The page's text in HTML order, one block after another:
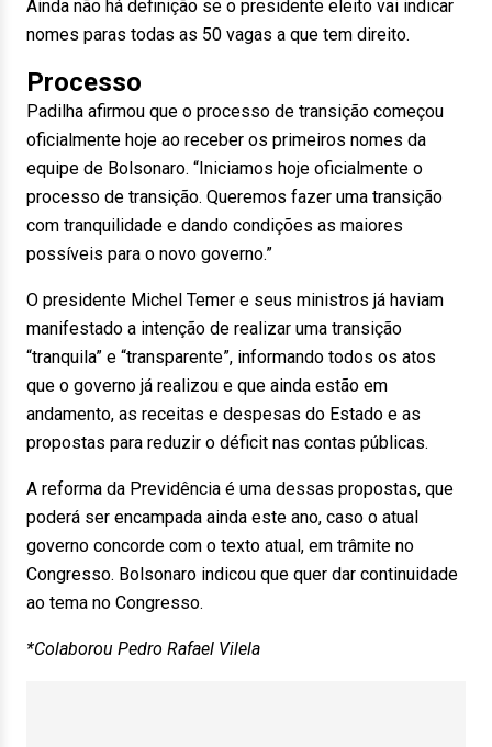
Ainda não há definição se o presidente eleito vai indicar
nomes paras todas as 50 vagas a que tem direito.
Processo
Padilha afirmou que o processo de transição começou
oficialmente hoje ao receber os primeiros nomes da
equipe de Bolsonaro. “Iniciamos hoje oficialmente o
processo de transição. Queremos fazer uma transição
com tranquilidade e dando condições as maiores
possíveis para o novo governo.”
O presidente Michel Temer e seus ministros já haviam
manifestado a intenção de realizar uma transição
“tranquila” e “transparente”, informando todos os atos
que o governo já realizou e que ainda estão em
andamento, as receitas e despesas do Estado e as
propostas para reduzir o déficit nas contas públicas.
A reforma da Previdência é uma dessas propostas, que
poderá ser encampada ainda este ano, caso o atual
governo concorde com o texto atual, em trâmite no
Congresso. Bolsonaro indicou que quer dar continuidade
ao tema no Congresso.
*Colaborou Pedro Rafael Vilela